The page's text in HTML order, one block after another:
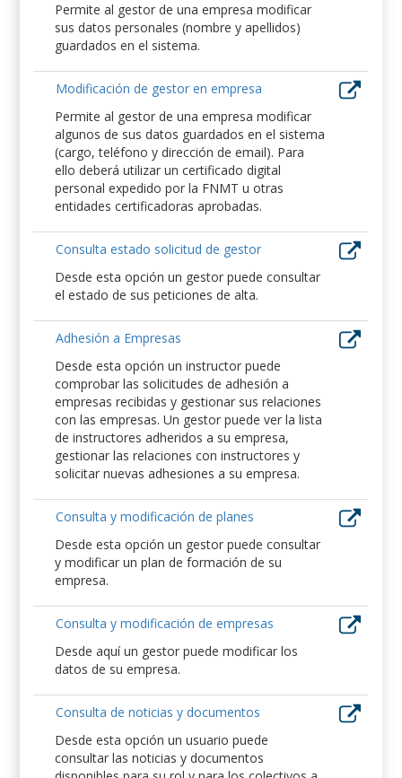
Permite al gestor de una empresa modificar
sus datos personales (nombre y apellidos)
guardados en el sistema.
Modificación de gestor en empresa
Permite al gestor de una empresa modificar
algunos de sus datos guardados en el sistema
(cargo, teléfono y dirección de email). Para
ello deberá utilizar un certificado digital
personal expedido por la FNMT u otras
entidades certificadoras aprobadas.
Consulta estado solicitud de gestor
Desde esta opción un gestor puede consultar
el estado de sus peticiones de alta.
Adhesión a Empresas
Desde esta opción un instructor puede
comprobar las solicitudes de adhesión a
empresas recibidas y gestionar sus relaciones
con las empresas. Un gestor puede ver la lista
de instructores adheridos a su empresa,
gestionar las relaciones con instructores y
solicitar nuevas adhesiones a su empresa.
Consulta y modificación de planes
Desde esta opción un gestor puede consultar
y modificar un plan de formación de su
empresa.
Consulta y modificación de empresas
Desde aquí un gestor puede modificar los
datos de su empresa.
Consulta de noticias y documentos
Desde esta opción un usuario puede
consultar las noticias y documentos